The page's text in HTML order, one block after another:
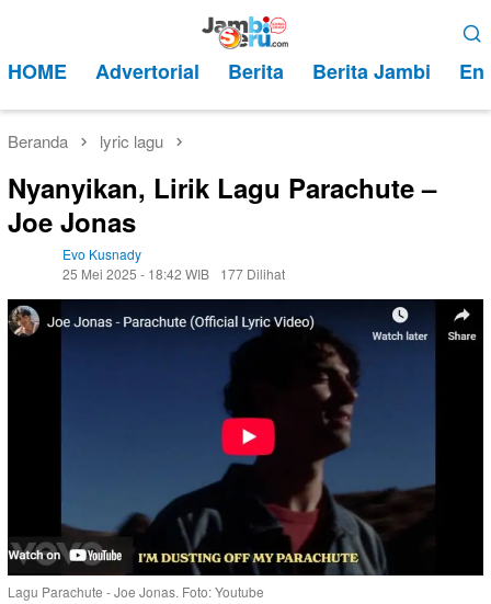
kontenMobile
HOME Advertorial Berita Berita Jambi
Beranda lyric lagu
Nyanyikan, Lirik Lagu Parachute –
Joe Jonas
Evo Kusnady
25 Mei 2025 - 18:42 WIB
177 Dilihat
Lagu Parachute - Joe Jonas. Foto: Youtube